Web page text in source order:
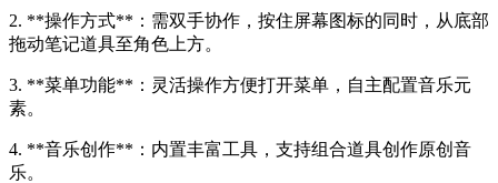
2. **操作方式**：需双手协作，按住屏幕图标的同时，从底部
拖动笔记道具至角色上方。
3. **菜单功能**：灵活操作方便打开菜单，自主配置音乐元
素。
4. **音乐创作**：内置丰富工具，支持组合道具创作原创音
乐。